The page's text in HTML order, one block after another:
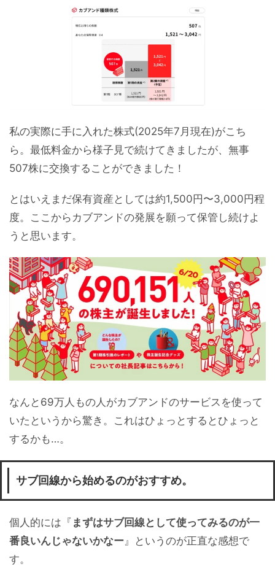
私の実際に手に入れた株式(2025年7月現在)がこち
ら。最低料金から様子見で続けてきましたが、無事
507株に交換することができました！
とはいえまだ保有資産としては約1,500円〜3,000円程
度。ここからカブアンドの発展を願って保管し続けよ
うと思います。
なんと69万人もの人がカブアンドのサービスを使って
いたというから驚き。これはひょっとするとひょっと
するかも…。
サブ回線から始めるのがおすすめ。
個人的には『 まずはサブ回線として使ってみるのが一
番良いんじゃないかなー』というのが正直な感想で
す。